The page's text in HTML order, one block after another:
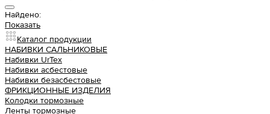
Найдено:
Показать
Каталог продукции
НАБИВКИ САЛЬНИКОВЫЕ
Набивки UrTex
Набивки асбестовые
Набивки безасбестовые
ФРИКЦИОННЫЕ ИЗДЕЛИЯ
Колодки тормозные
Ленты тормозные